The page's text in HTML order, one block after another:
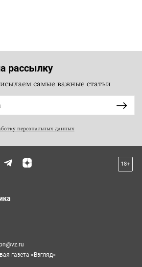
рассылку
самые важные статьи
персональных данных
18+
газета «Взгляд»